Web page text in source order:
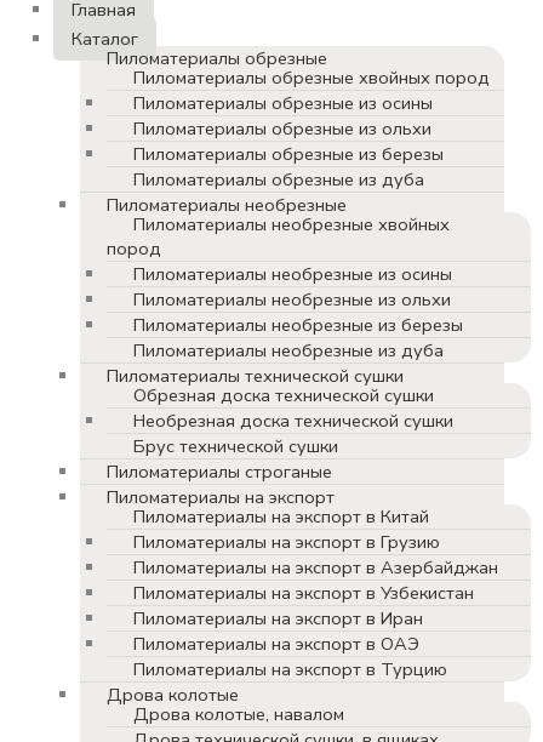
Главная
Каталог
Пиломатериалы обрезные
Пиломатериалы обрезные хвойных пород
Пиломатериалы обрезные из осины
Пиломатериалы обрезные из ольхи
Пиломатериалы обрезные из березы
Пиломатериалы обрезные из дуба
Пиломатериалы необрезные
Пиломатериалы необрезные хвойных
пород
Пиломатериалы необрезные из осины
Пиломатериалы необрезные из ольхи
Пиломатериалы необрезные из березы
Пиломатериалы необрезные из дуба
Пиломатериалы технической сушки
Обрезная доска технической сушки
Необрезная доска технической сушки
Брус технической сушки
Пиломатериалы строганые
Пиломатериалы на экспорт
Пиломатериалы на экспорт в Китай
Пиломатериалы на экспорт в Грузию
Пиломатериалы на экспорт в Азербайджан
Пиломатериалы на экспорт в Узбекистан
Пиломатериалы на экспорт в Иран
Пиломатериалы на экспорт в ОАЭ
Пиломатериалы на экспорт в Турцию
Дрова колотые
Дрова колотые, навалом